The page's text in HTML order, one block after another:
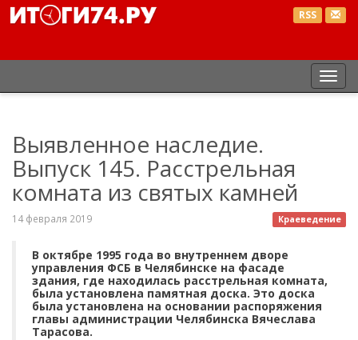
RSS
Выявленное наследие.
Выпуск 145. Расстрельная
комната из святых камней
Краеведение
14 февраля 2019
В октябре 1995 года во внутреннем дворе
управления ФСБ в Челябинске на фасаде
здания, где находилась расстрельная комната,
была установлена памятная доска. Это доска
была установлена на основании распоряжения
главы администрации Челябинска Вячеслава
Тарасова.